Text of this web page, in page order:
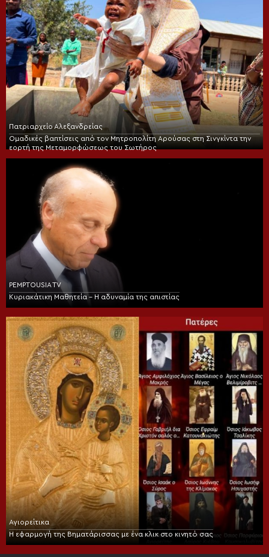
Πατριαρχείο Αλεξανδρείας
Ομαδικές βαπτίσεις από τον Μητροπολίτη Αρούσας στη Σινγκίντα την
εορτή της Μεταμορφώσεως του Σωτήρος
PEMPTOUSIA TV
Κυριακάτικη Μαθητεία – Η αδυναμία της απιστίας
Αγιορείτικα
Η εφαρμογή της Βηματάρισσας με ένα κλικ στο κινητό σας